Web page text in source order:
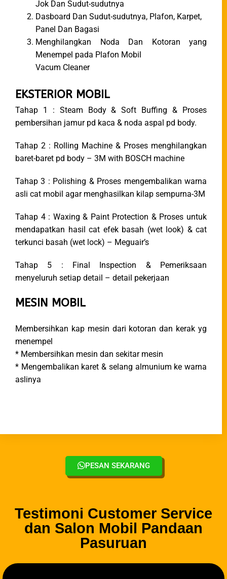
Jok Dan Sudut-sudutnya
Dasboard Dan Sudut-sudutnya, Plafon, Karpet,
Panel Dan Bagasi
Menghilangkan Noda Dan Kotoran yang
Menempel pada Plafon Mobil
Vacum Cleaner
EKSTERIOR MOBIL
Tahap 1 : Steam Body & Soft Buffing & Proses
pembersihan jamur pd kaca & noda aspal pd body.
Tahap 2 : Rolling Machine & Proses menghilangkan
baret-baret pd body – 3M with BOSCH machine
Tahap 3 : Polishing & Proses mengembalikan warna
asli cat mobil agar menghasilkan kilap sempurna-3M
Tahap 4 : Waxing & Paint Protection & Proses untuk
mendapatkan hasil cat efek basah (wet look) & cat
terkunci basah (wet lock) – Meguair’s
Tahap 5 : Final Inspection & Pemeriksaan
menyeluruh setiap detail – detail pekerjaan
MESIN MOBIL
Membersihkan kap mesin dari kotoran dan kerak yg
menempel
* Membersihkan mesin dan sekitar mesin
* Mengembalikan karet & selang almunium ke warna
aslinya
PESAN SEKARANG
Testimoni Customer Service
dan Salon Mobil Pandaan
Pasuruan